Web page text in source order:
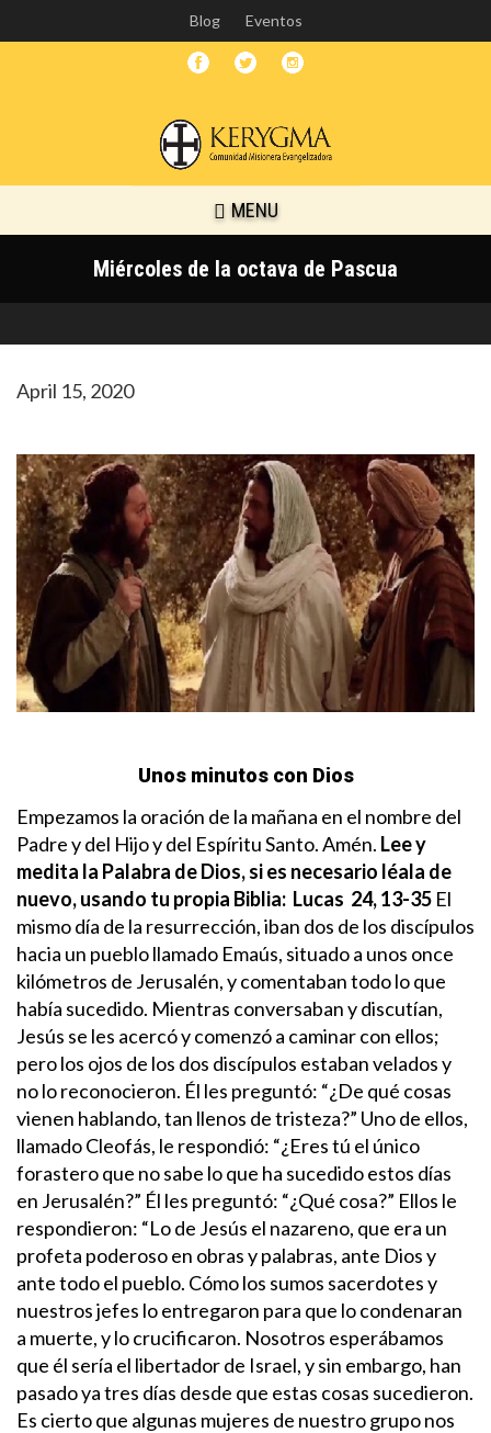
Skip
to
main
Blog Eventos
MENU
Miércoles de la octava de Pascua
April 15, 2020
Unos minutos con Dios
Empezamos la oración de la mañana en el nombre del
Padre y del Hijo y del Espíritu Santo. Amén. Lee y
medita la Palabra de Dios, si es necesario léala de
nuevo, usando tu propia Biblia: Lucas 24, 13-35 El
mismo día de la resurrección, iban dos de los discípulos
hacia un pueblo llamado Emaús, situado a unos once
kilómetros de Jerusalén, y comentaban todo lo que
había sucedido. Mientras conversaban y discutían,
Jesús se les acercó y comenzó a caminar con ellos;
pero los ojos de los dos discípulos estaban velados y
no lo reconocieron. Él les preguntó: “¿De qué cosas
vienen hablando, tan llenos de tristeza?” Uno de ellos,
llamado Cleofás, le respondió: “¿Eres tú el único
forastero que no sabe lo que ha sucedido estos días
en Jerusalén?” Él les preguntó: “¿Qué cosa?” Ellos le
respondieron: “Lo de Jesús el nazareno, que era un
profeta poderoso en obras y palabras, ante Dios y
ante todo el pueblo. Cómo los sumos sacerdotes y
nuestros jefes lo entregaron para que lo condenaran
a muerte, y lo crucificaron. Nosotros esperábamos
que él sería el libertador de Israel, y sin embargo, han
pasado ya tres días desde que estas cosas sucedieron.
Es cierto que algunas mujeres de nuestro grupo nos